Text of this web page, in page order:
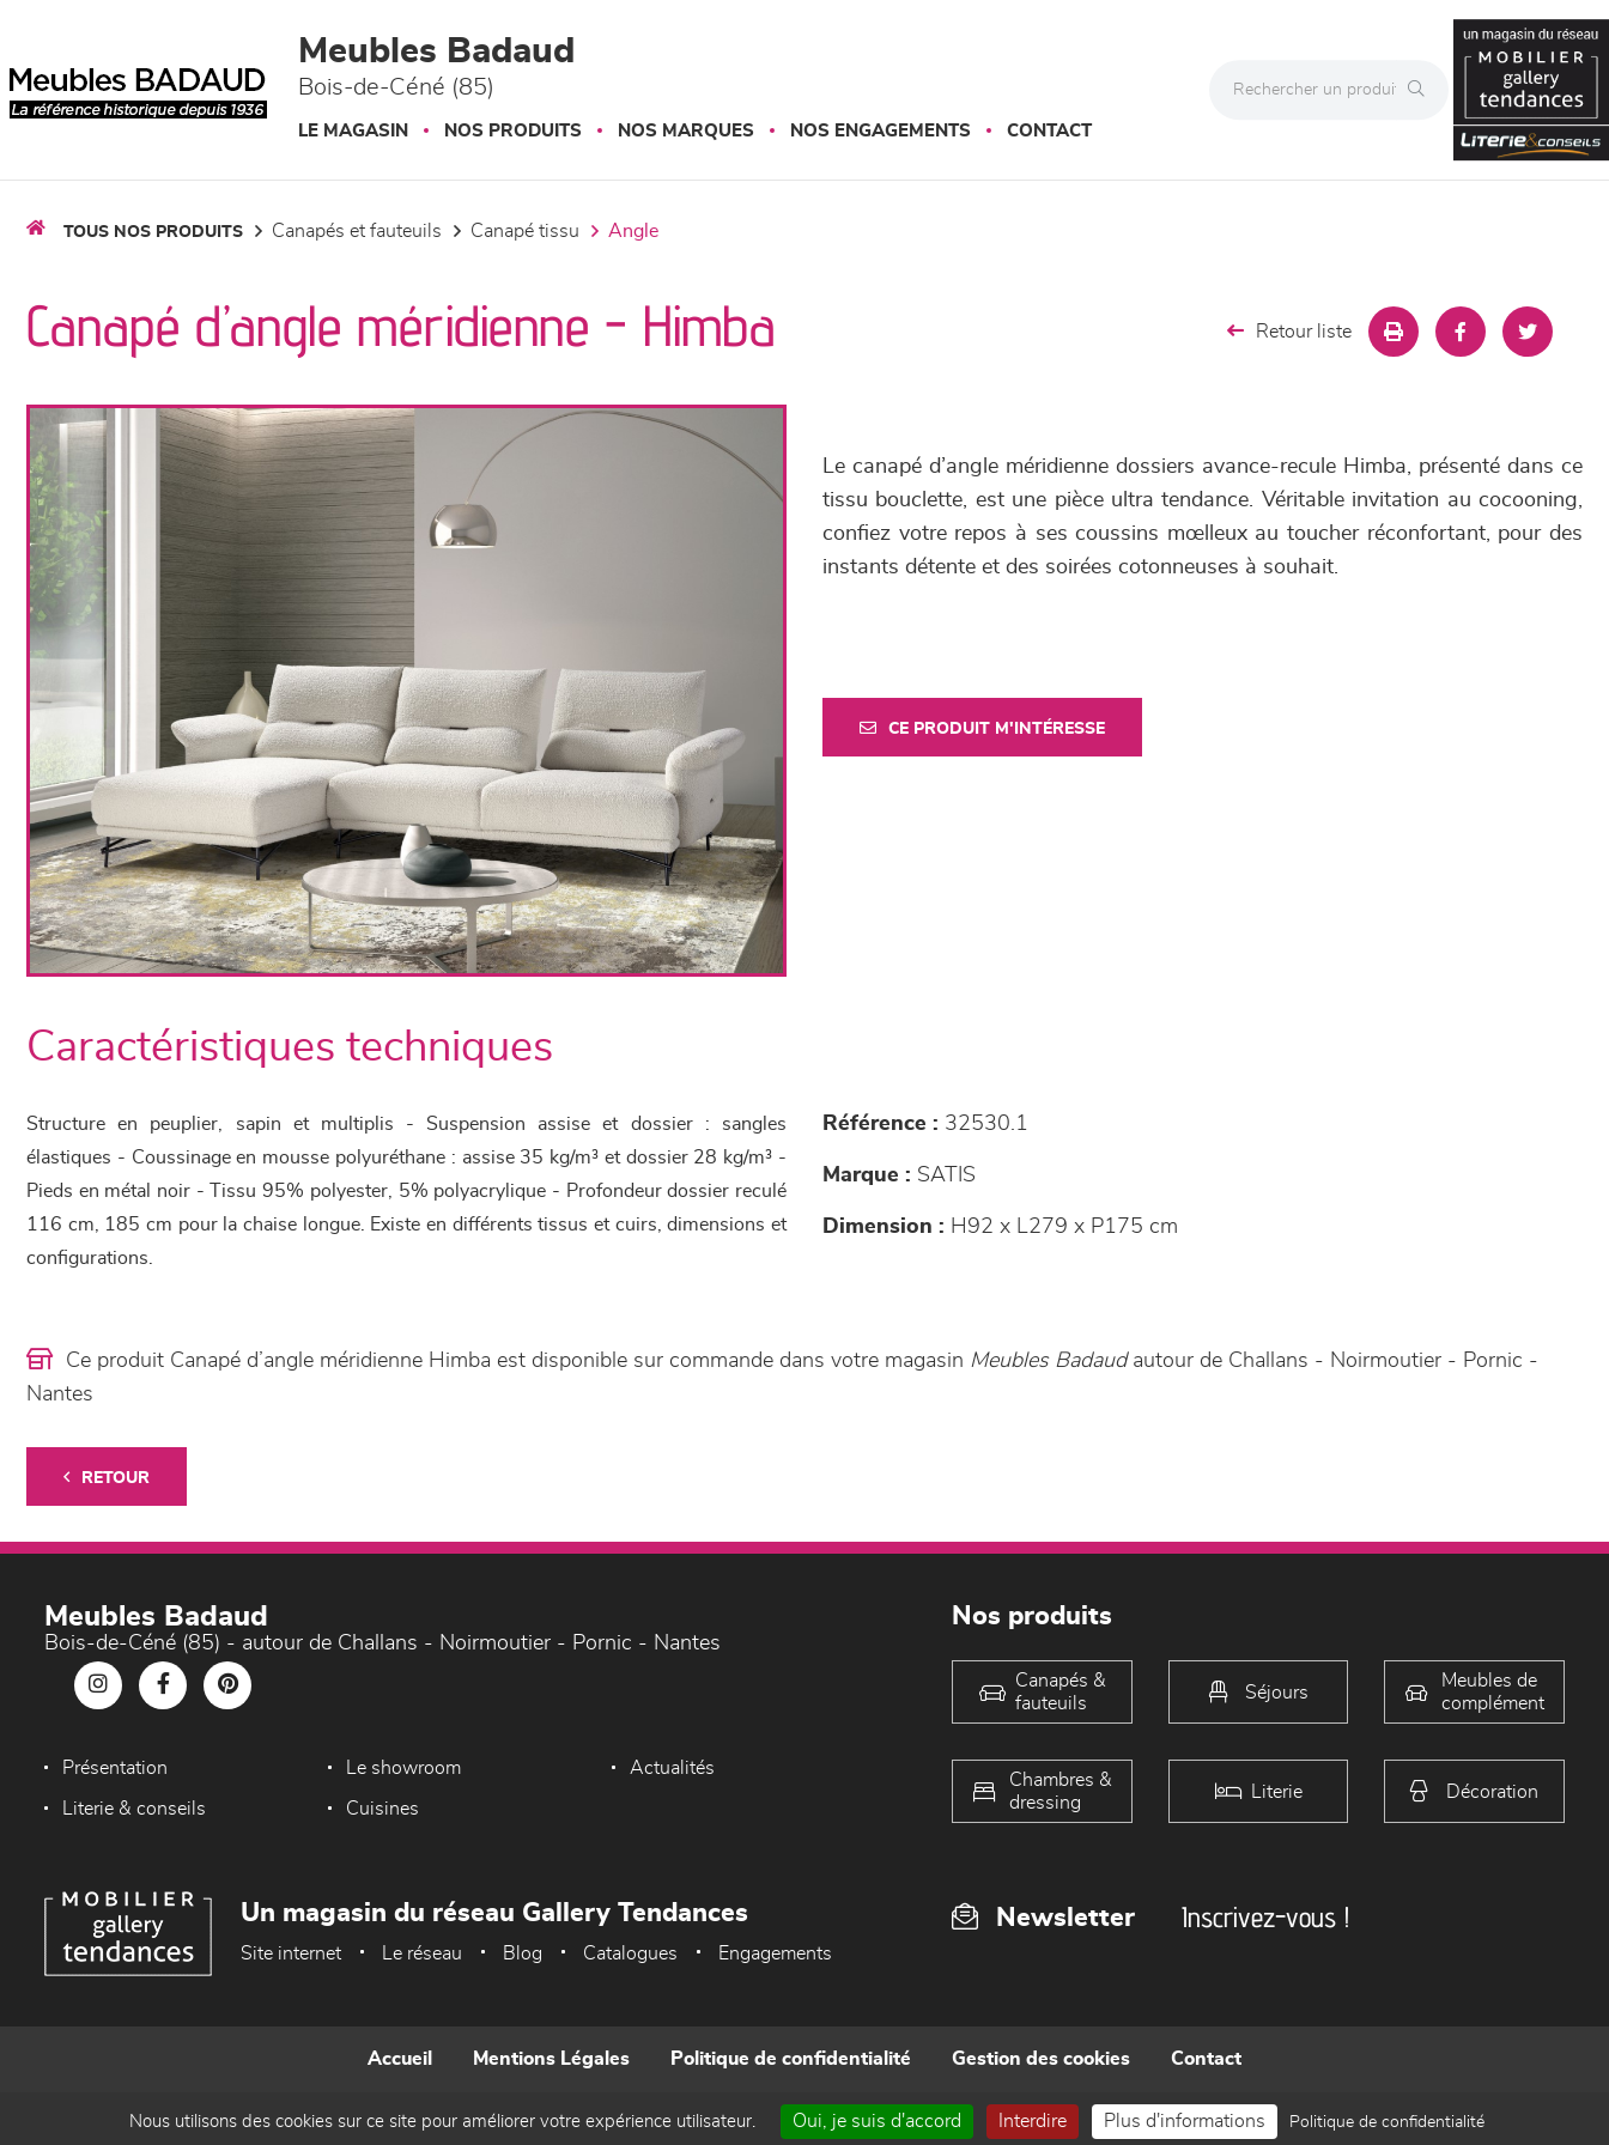
Meubles Badaud
Bois-de-Céné (85)
LE MAGASIN NOS PRODUITS NOS MARQUES NOS ENGAGEMENTS CONTACT
TOUS NOS PRODUITS canapés et fauteuils canapé tissu angle
Canapé d’angle méridienne - Himba Retour liste
Le canapé d’angle méridienne dossiers avance-recule Himba, présenté dans ce
tissu bouclette, est une pièce ultra tendance. Véritable invitation au cocooning,
confiez votre repos à ses coussins mœlleux au toucher réconfortant, pour des
instants détente et des soirées cotonneuses à souhait.
CE PRODUIT M'INTÉRESSE
Caractéristiques techniques
Structure en peuplier, sapin et multiplis - Suspension assise et dossier : sangles
élastiques - Coussinage en mousse polyuréthane : assise 35 kg/m³ et dossier 28 kg/m³ -
Pieds en métal noir - Tissu 95% polyester, 5% polyacrylique - Profondeur dossier reculé
116 cm, 185 cm pour la chaise longue. Existe en différents tissus et cuirs, dimensions et
configurations.
Référence : 32530.1
Marque : SATIS
Dimension : H92 x L279 x P175 cm
Ce produit Canapé d’angle méridienne Himba est disponible sur commande dans votre magasin Meubles Badaudautour de Challans - Noirmoutier - Pornic -
Nantes
RETOUR
Meubles Badaud
Bois-de-Céné (85) - autour de Challans - Noirmoutier - Pornic - Nantes
Présentation Le showroom Actualités
Literie & conseils Cuisines
Nos produits
Canapés &
fauteuils
Séjours
Meubles de
complément
Chambres &
dressing
Literie Décoration
Newsletter Inscrivez-vous !
Un magasin du réseau Gallery Tendances
Site internet Le réseau Blog Catalogues Engagements
Accueil Mentions Légales Politique de confidentialité Gestion des cookies Contact
Réalisé par WEB Enseignes
Nous utilisons des cookies sur ce site pour améliorer votre expérience utilisateur. Oui, je suis d'accord Interdire Plus d'informations Politique de confidentialité